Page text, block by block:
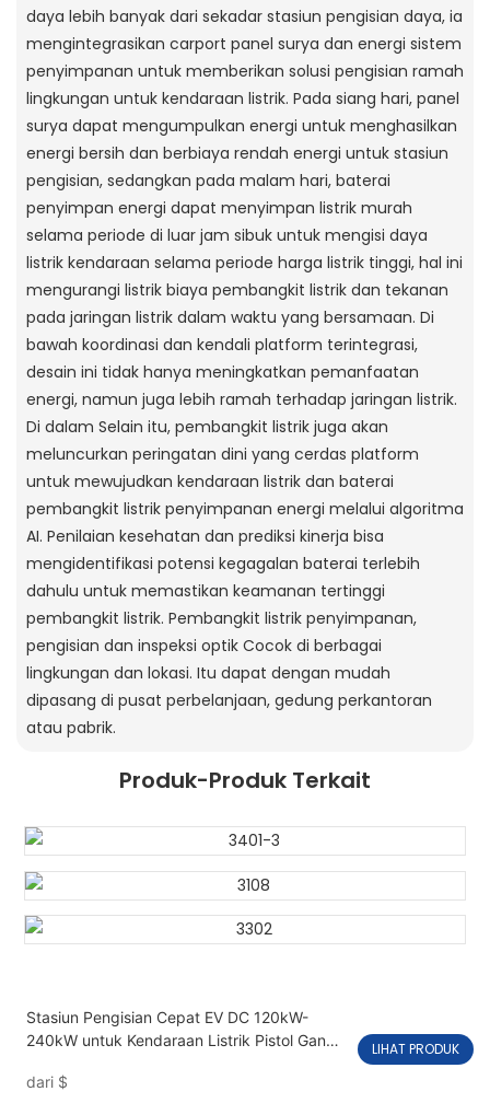
daya lebih banyak dari sekadar stasiun pengisian daya, ia
mengintegrasikan carport panel surya dan energi sistem
penyimpanan untuk memberikan solusi pengisian ramah
lingkungan untuk kendaraan listrik. Pada siang hari, panel
surya dapat mengumpulkan energi untuk menghasilkan
energi bersih dan berbiaya rendah energi untuk stasiun
pengisian, sedangkan pada malam hari, baterai
penyimpan energi dapat menyimpan listrik murah
selama periode di luar jam sibuk untuk mengisi daya
listrik kendaraan selama periode harga listrik tinggi, hal ini
mengurangi listrik biaya pembangkit listrik dan tekanan
pada jaringan listrik dalam waktu yang bersamaan. Di
bawah koordinasi dan kendali platform terintegrasi,
desain ini tidak hanya meningkatkan pemanfaatan
energi, namun juga lebih ramah terhadap jaringan listrik.
Di dalam Selain itu, pembangkit listrik juga akan
meluncurkan peringatan dini yang cerdas platform
untuk mewujudkan kendaraan listrik dan baterai
pembangkit listrik penyimpanan energi melalui algoritma
AI. Penilaian kesehatan dan prediksi kinerja bisa
mengidentifikasi potensi kegagalan baterai terlebih
dahulu untuk memastikan keamanan tertinggi
pembangkit listrik. Pembangkit listrik penyimpanan,
pengisian dan inspeksi optik Cocok di berbagai
lingkungan dan lokasi. Itu dapat dengan mudah
dipasang di pusat perbelanjaan, gedung perkantoran
atau pabrik.
Produk-Produk Terkait
Stasiun Pengisian Cepat EV DC 120kW-
240kW untuk Kendaraan Listrik Pistol Ganda
dari $
LIHAT PRODUK